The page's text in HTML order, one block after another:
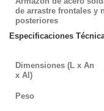
de arrastre frontales y
posteriores
Especificaciones
Dimensiones (L x An
x Al)
Peso